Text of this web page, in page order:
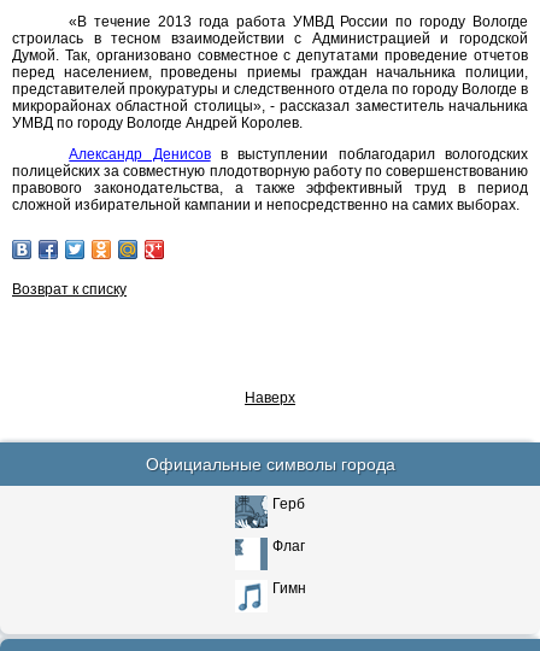
«В течение 2013 года работа УМВД России по городу Вологде
строилась в тесном взаимодействии с Администрацией и городской
Думой. Так, организовано совместное с депутатами проведение отчетов
перед населением, проведены приемы граждан начальника полиции,
представителей прокуратуры и следственного отдела по городу Вологде в
микрорайонах областной столицы», - рассказал заместитель начальника
УМВД по городу Вологде Андрей Королев.
Александр Денисовв выступлении поблагодарил вологодских
полицейских за совместную плодотворную работу по совершенствованию
правового законодательства, а также эффективный труд в период
сложной избирательной кампании и непосредственно на самих выборах.
Возврат к списку
Наверх
Официальные символы города
Герб
Флаг
Гимн